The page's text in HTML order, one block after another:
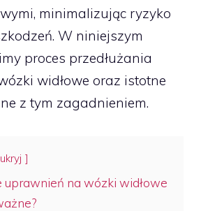
minimalizując ryzyko
W niniejszym
proces przedłużania
widłowe oraz istotne
z tym zagadnieniem.
ukryj
uprawnień na wózki widłowe